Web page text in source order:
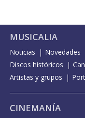
MUSICALIA
Noticias Novedades
Discos históricos
Artistas y grupos
CINEMANÍA